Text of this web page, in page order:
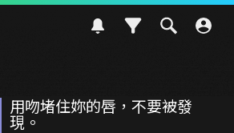
用吻堵住妳的唇，不要被發
現。